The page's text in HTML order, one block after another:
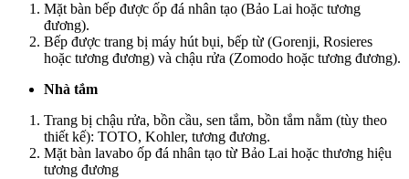
Mặt bàn bếp được ốp đá nhân tạo (Bảo Lai hoặc tương
đương).
Bếp được trang bị máy hút bụi, bếp từ (Gorenji, Rosieres
hoặc tương đương) và chậu rửa (Zomodo hoặc tương đương).
Nhà tắm
Trang bị chậu rửa, bồn cầu, sen tắm, bồn tắm nằm (tùy theo
thiết kế): TOTO, Kohler, tương đương.
Mặt bàn lavabo ốp đá nhân tạo từ Bảo Lai hoặc thương hiệu
tương đương